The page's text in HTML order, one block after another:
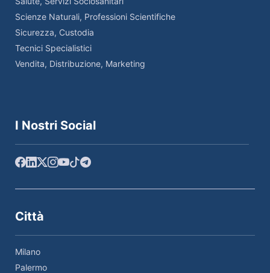
Scienze Naturali, Professioni Scientifiche
Sicurezza, Custodia
Tecnici Specialistici
Vendita, Distribuzione, Marketing
I Nostri Social
Città
Milano
Palermo